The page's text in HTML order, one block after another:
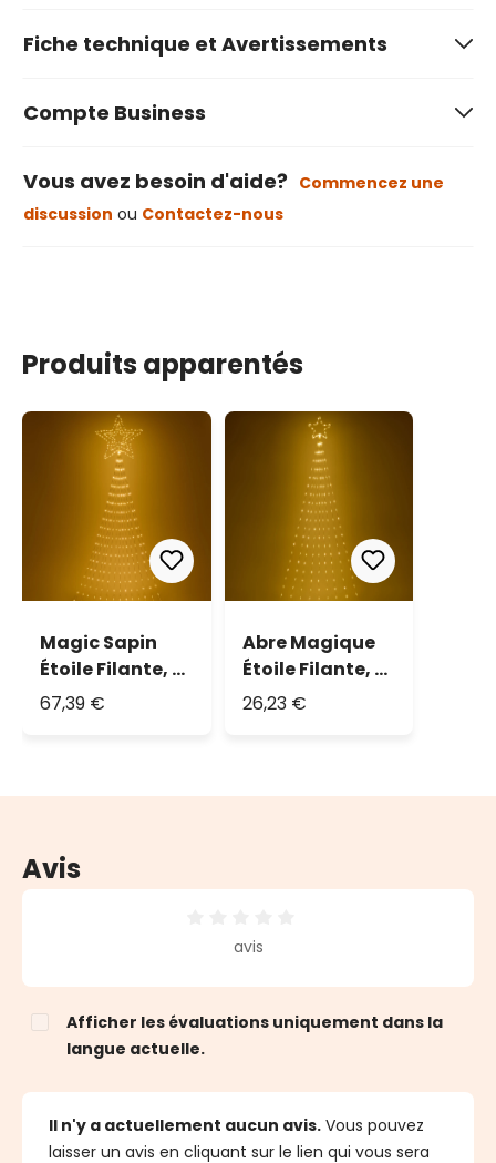
Fiche technique et Avertissements
Compte Business
Vous avez besoin d'aide? Commencez une
discussion ou Contactez-nous
Produits apparentés
Magic Sapin
Étoile Filante, 5
m, gouttes de
67,39 €
Abre Magique
Étoile Filante, 3
m, Gouttes de
26,23 €
Avis
Note moyenne de 0 sur 5 étoiles
avis
Afficher les évaluations uniquement dans la
langue actuelle.
Il n'y a actuellement aucun avis. Vous pouvez
laisser un avis en cliquant sur le lien qui vous sera